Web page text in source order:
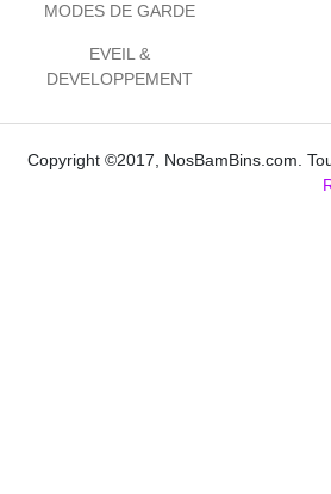
MODES DE GARDE
EVEIL &
DEVELOPPEMENT
Copyright ©2017, NosBamBins.com.